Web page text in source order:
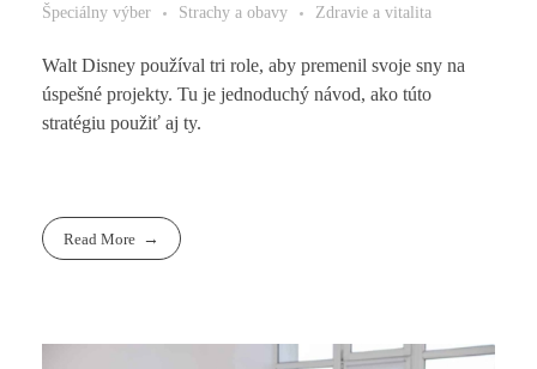
Špeciálny výber
Strachy a obavy Zdravie a vitalita
Walt Disney používal tri role, aby premenil svoje sny na
úspešné projekty. Tu je jednoduchý návod, ako túto
stratégiu použiť aj ty.
Read More